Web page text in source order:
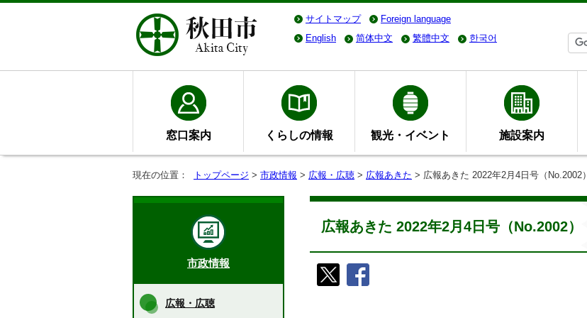
サイトマップ Foreign language
English
简体中文 繁體中文 한국어
窓口案内 くらしの情報 観光・イベント 施設案内
現在の位置： トップページ > 市政情報 > 広報・広聴 > 広報あきた > 広報あきた 2022年2月4日号（No.2002）
広報あきた 2022年2月4日号（No.2002）
市政情報
広報・広聴